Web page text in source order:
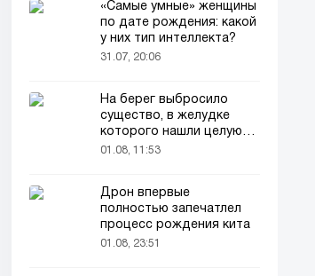
«Самые умные» женщины
по дате рождения: какой
у них тип интеллекта?
31.07, 20:06
На берег выбросило
существо, в желудке
которого нашли целую
добычу
01.08, 11:53
Дрон впервые
полностью запечатлел
процесс рождения кита
01.08, 23:51